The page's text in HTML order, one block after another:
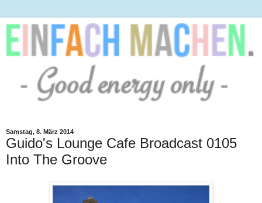
Samstag, 8. März 2014
Guido's Lounge Cafe Broadcast 0105
Into The Groove